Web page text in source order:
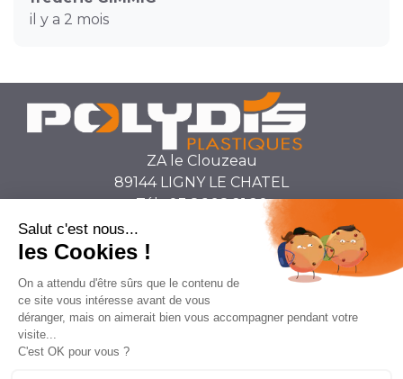
il y a 2 mois
ZA le Clouzeau
89144 LIGNY LE CHATEL
Tél : 03.86.98.21.20
secretariat@polydis.fr
SUIVEZ-NOUS
Polydis Plastiques
Qui sommes nous ?
Conditions Générales de Ventes